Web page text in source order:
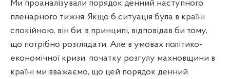
Ми проаналізували порядок денний наступного
пленарного тижня. Якщо б ситуація була в країні
спокійною, він би, в принципі, відповідав би тому,
що потрібно розглядати. Але в умовах політико-
економічної кризи, початку розгулу махновщини в
країні ми вважаємо, що цей порядок денний